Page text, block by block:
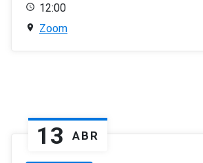
12:00
Zoom
13 ABR